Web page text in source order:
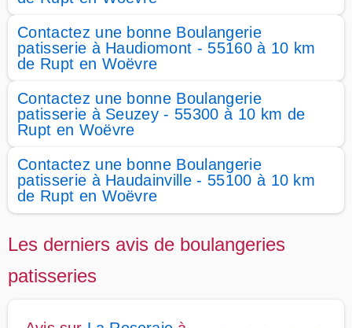
Contactez une bonne Boulangerie
patisserie à Haudiomont - 55160 à 10 km
de Rupt en Woëvre
Contactez une bonne Boulangerie
patisserie à Seuzey - 55300 à 10 km de
Rupt en Woëvre
Contactez une bonne Boulangerie
patisserie à Haudainville - 55100 à 10 km
de Rupt en Woëvre
Les derniers avis de boulangeries
patisseries